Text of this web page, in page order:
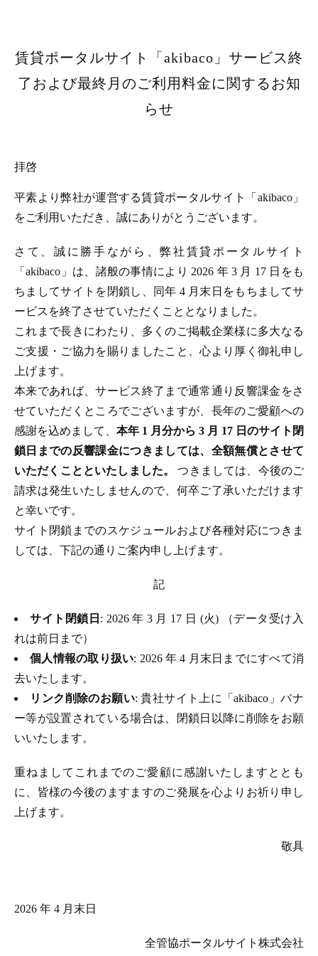
賃貸ポータルサイト「akibaco」サービス終
了および最終月のご利用料金に関するお知
らせ
拝啓
平素より弊社が運営する賃貸ポータルサイト「akibaco」
をご利用いただき、誠にありがとうございます。
さて、誠に勝手ながら、弊社賃貸ポータルサイト
「akibaco」は、諸般の事情により 2026 年 3 月 17 日をも
ちましてサイトを閉鎖し、同年 4 月末日をもちましてサ
ービスを終了させていただくこととなりました。
これまで長きにわたり、多くのご掲載企業様に多大なる
ご支援・ご協力を賜りましたこと、心より厚く御礼申し
上げます。
本来であれば、サービス終了まで通常通り反響課金をさ
せていただくところでございますが、長年のご愛顧への
感謝を込めまして、 本年 1 月分から 3 月 17 日のサイト閉
鎖日までの反響課金につきましては、全額無償とさせて
いただくことといたしました。つきましては、今後のご
請求は発生いたしませんので、何卒ご了承いただけます
と幸いです。
サイト閉鎖までのスケジュールおよび各種対応につきま
しては、下記の通りご案内申し上げます。
記
サイト閉鎖日 : 2026 年 3 月 17 日 (火) （データ受け入
れは前日まで）
個人情報の取り扱い: 2026 年 4 月末日までにすべて消
去いたします。
リンク削除のお願い: 貴社サイト上に「akibaco」バナ
ー等が設置されている場合は、閉鎖日以降に削除をお願
いいたします。
重ねましてこれまでのご愛顧に感謝いたしますととも
に、皆様の今後のますますのご発展を心よりお祈り申し
上げます。
敬具
2026 年 4 月末日
全管協ポータルサイト株式会社